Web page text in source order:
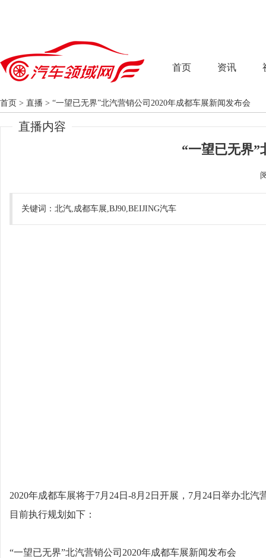
首页 资讯
首页 > 直播 > “一望已无界”北汽营销公司2020年成都车展新闻发布会
直播内容
“一望已无界”
关键词：北汽,成都车展,BJ90,BEIJING汽车
2020年成都车展将于7月24日-8月2日开展，7月24日举办北汽
目前执行规划如下：
“一望已无界”北汽营销公司2020年成都车展新闻发布会